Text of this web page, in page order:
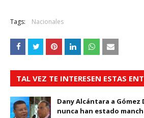
Tags: Nacionales
TAL VEZ TE INTERESEN ESTAS
Dany Alcántara a Gómez
nunca han estado